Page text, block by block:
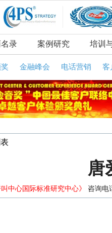
录 案例研究 培训
金融峰会 电话营销 客
唐
叫中心国际标准研究中心》 咨询电